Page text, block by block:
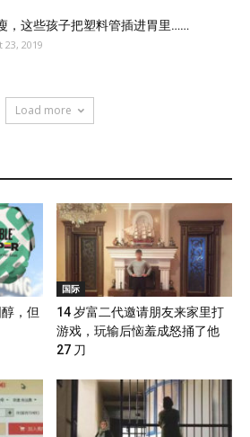
，这些孩子把塑料管插进胃里……
23, 2019
Load more
，但
国际
14 岁富二代邀请朋友来家里打
游戏，玩输后恼羞成怒捅了他
27 刀